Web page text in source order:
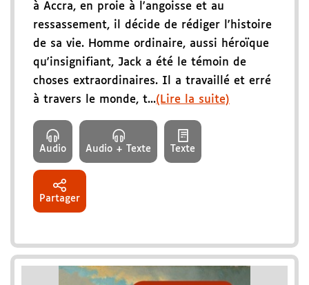
à Accra, en proie à l'angoisse et au
ressassement, il décide de rédiger l'histoire
de sa vie. Homme ordinaire, aussi héroïque
qu'insignifiant, Jack a été le témoin de
choses extraordinaires. Il a travaillé et erré
à travers le monde, t...(Lire la suite)
Audio Audio + Texte Texte
Partager